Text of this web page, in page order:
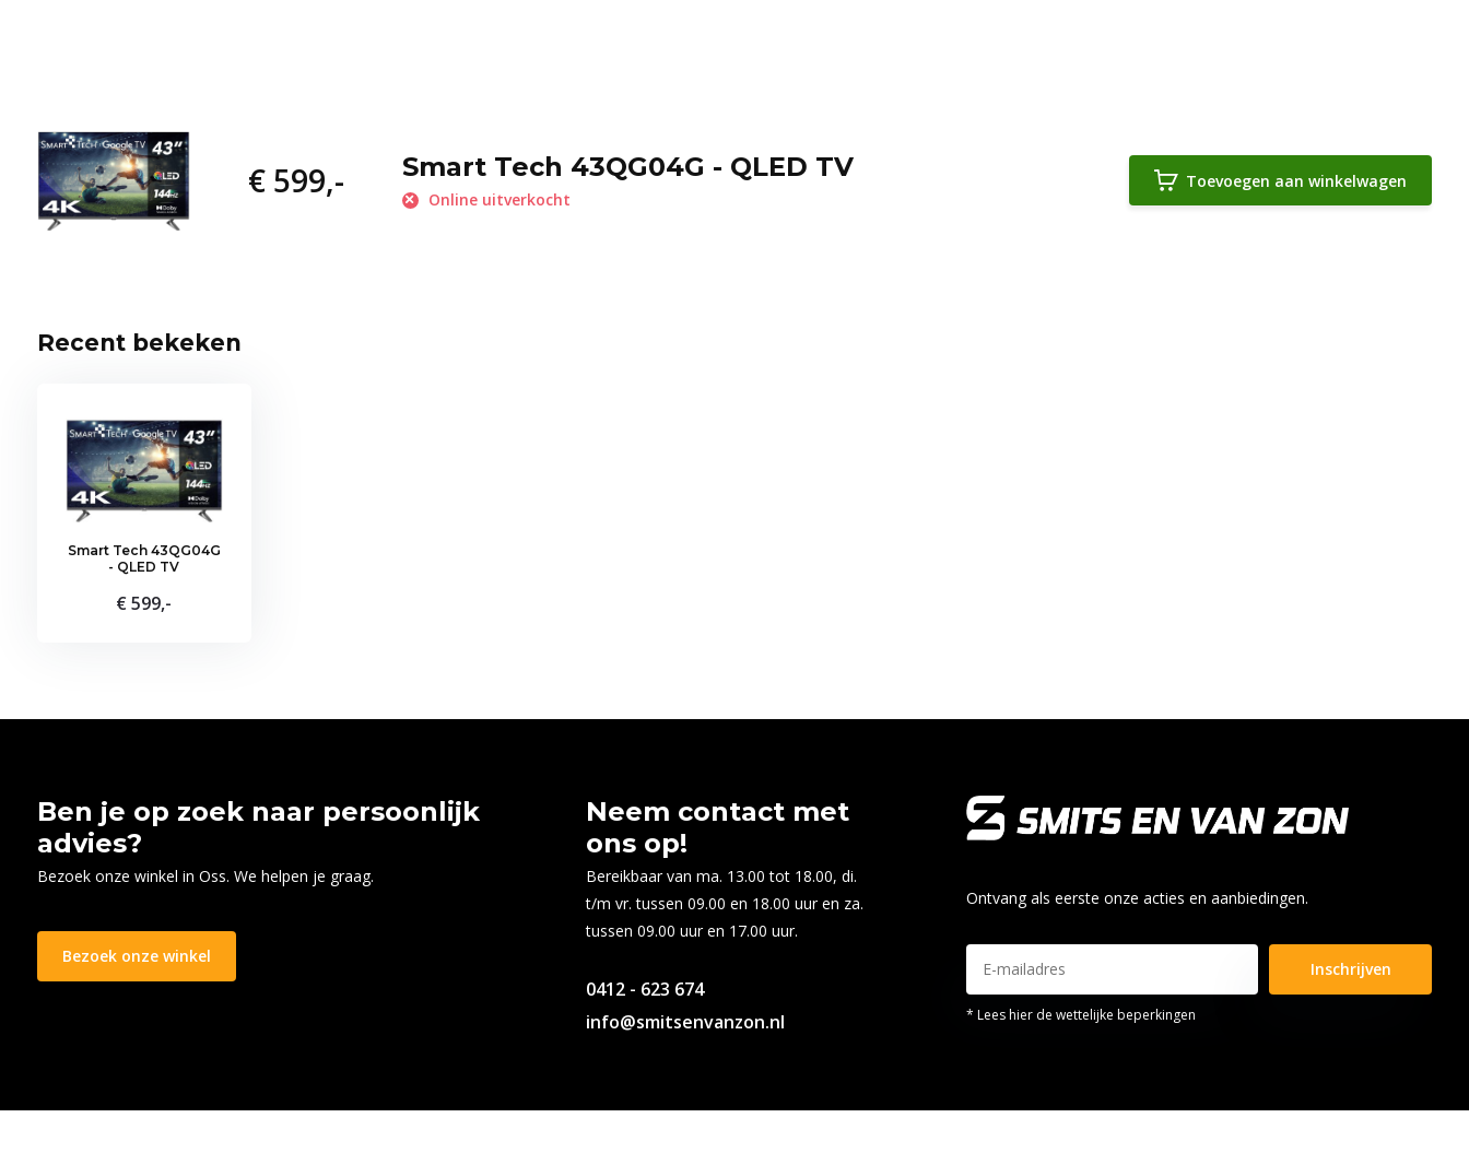
€ 599,- Smart Tech 43QG04G - QLED TV
Online uitverkocht
Toevoegen aan winkelwagen
Recent bekeken
Smart Tech 43QG04G
- QLED TV
€ 599,-
Ben je op zoek naar persoonlijk
advies?
Bezoek onze winkel in Oss. We helpen je graag.
Bezoek onze winkel
Neem contact met
ons op!
Bereikbaar van ma. 13.00 tot 18.00, di.
t/m vr. tussen 09.00 en 18.00 uur en za.
tussen 09.00 uur en 17.00 uur.
0412 - 623 674
info@smitsenvanzon.nl
Ontvang als eerste onze acties en aanbiedingen.
Inschrijven
* Lees hier de wettelijke beperkingen